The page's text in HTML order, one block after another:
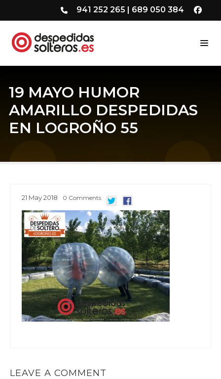
941 252 265 | 689 050 384
19 MAYO HUMOR
AMARILLO DESPEDIDAS
EN LOGROÑO 55
21 May2018 0 Comments
LEAVE A COMMENT